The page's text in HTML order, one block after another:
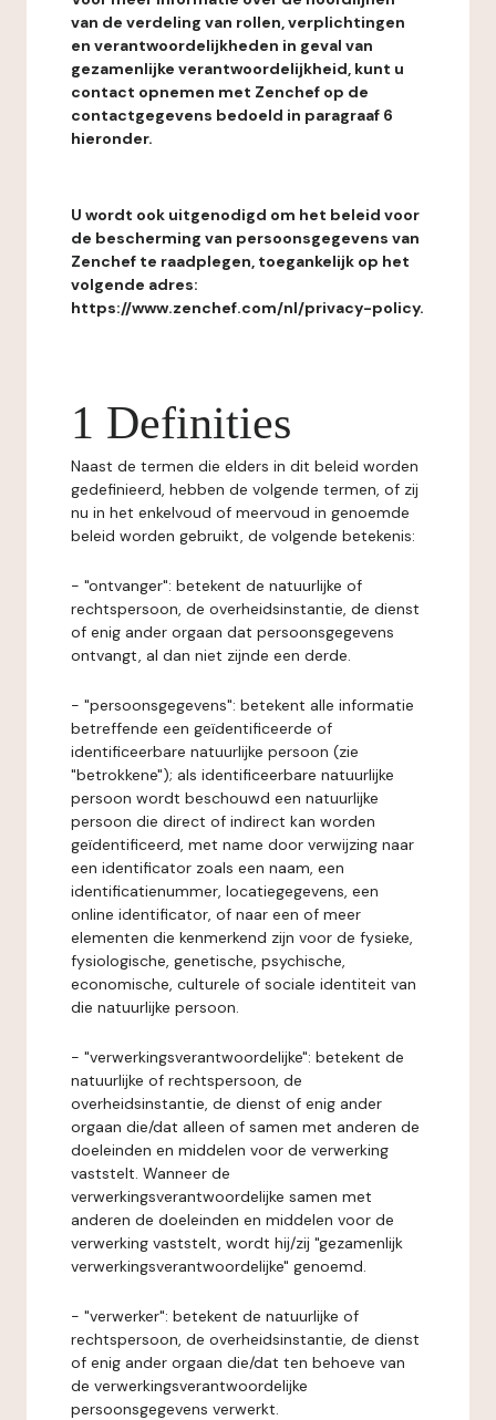
van de verdeling van rollen, verplichtingen
en verantwoordelijkheden in geval van
gezamenlijke verantwoordelijkheid, kunt u
contact opnemen met Zenchef op de
contactgegevens bedoeld in paragraaf 6
hieronder.
U wordt ook uitgenodigd om het beleid voor
de bescherming van persoonsgegevens van
Zenchef te raadplegen, toegankelijk op het
volgende adres:
https://www.zenchef.com/nl/privacy-policy.
1 Definities
Naast de termen die elders in dit beleid worden
gedefinieerd, hebben de volgende termen, of zij
nu in het enkelvoud of meervoud in genoemde
beleid worden gebruikt, de volgende betekenis:
- "ontvanger": betekent de natuurlijke of
rechtspersoon, de overheidsinstantie, de dienst
of enig ander orgaan dat persoonsgegevens
ontvangt, al dan niet zijnde een derde.
- "persoonsgegevens": betekent alle informatie
betreffende een geïdentificeerde of
identificeerbare natuurlijke persoon (zie
"betrokkene"); als identificeerbare natuurlijke
persoon wordt beschouwd een natuurlijke
persoon die direct of indirect kan worden
geïdentificeerd, met name door verwijzing naar
een identificator zoals een naam, een
identificatienummer, locatiegegevens, een
online identificator, of naar een of meer
elementen die kenmerkend zijn voor de fysieke,
fysiologische, genetische, psychische,
economische, culturele of sociale identiteit van
die natuurlijke persoon.
- "verwerkingsverantwoordelijke": betekent de
natuurlijke of rechtspersoon, de
overheidsinstantie, de dienst of enig ander
orgaan die/dat alleen of samen met anderen de
doeleinden en middelen voor de verwerking
vaststelt. Wanneer de
verwerkingsverantwoordelijke samen met
anderen de doeleinden en middelen voor de
verwerking vaststelt, wordt hij/zij "gezamenlijk
verwerkingsverantwoordelijke" genoemd.
- "verwerker": betekent de natuurlijke of
rechtspersoon, de overheidsinstantie, de dienst
of enig ander orgaan die/dat ten behoeve van
de verwerkingsverantwoordelijke
persoonsgegevens verwerkt.